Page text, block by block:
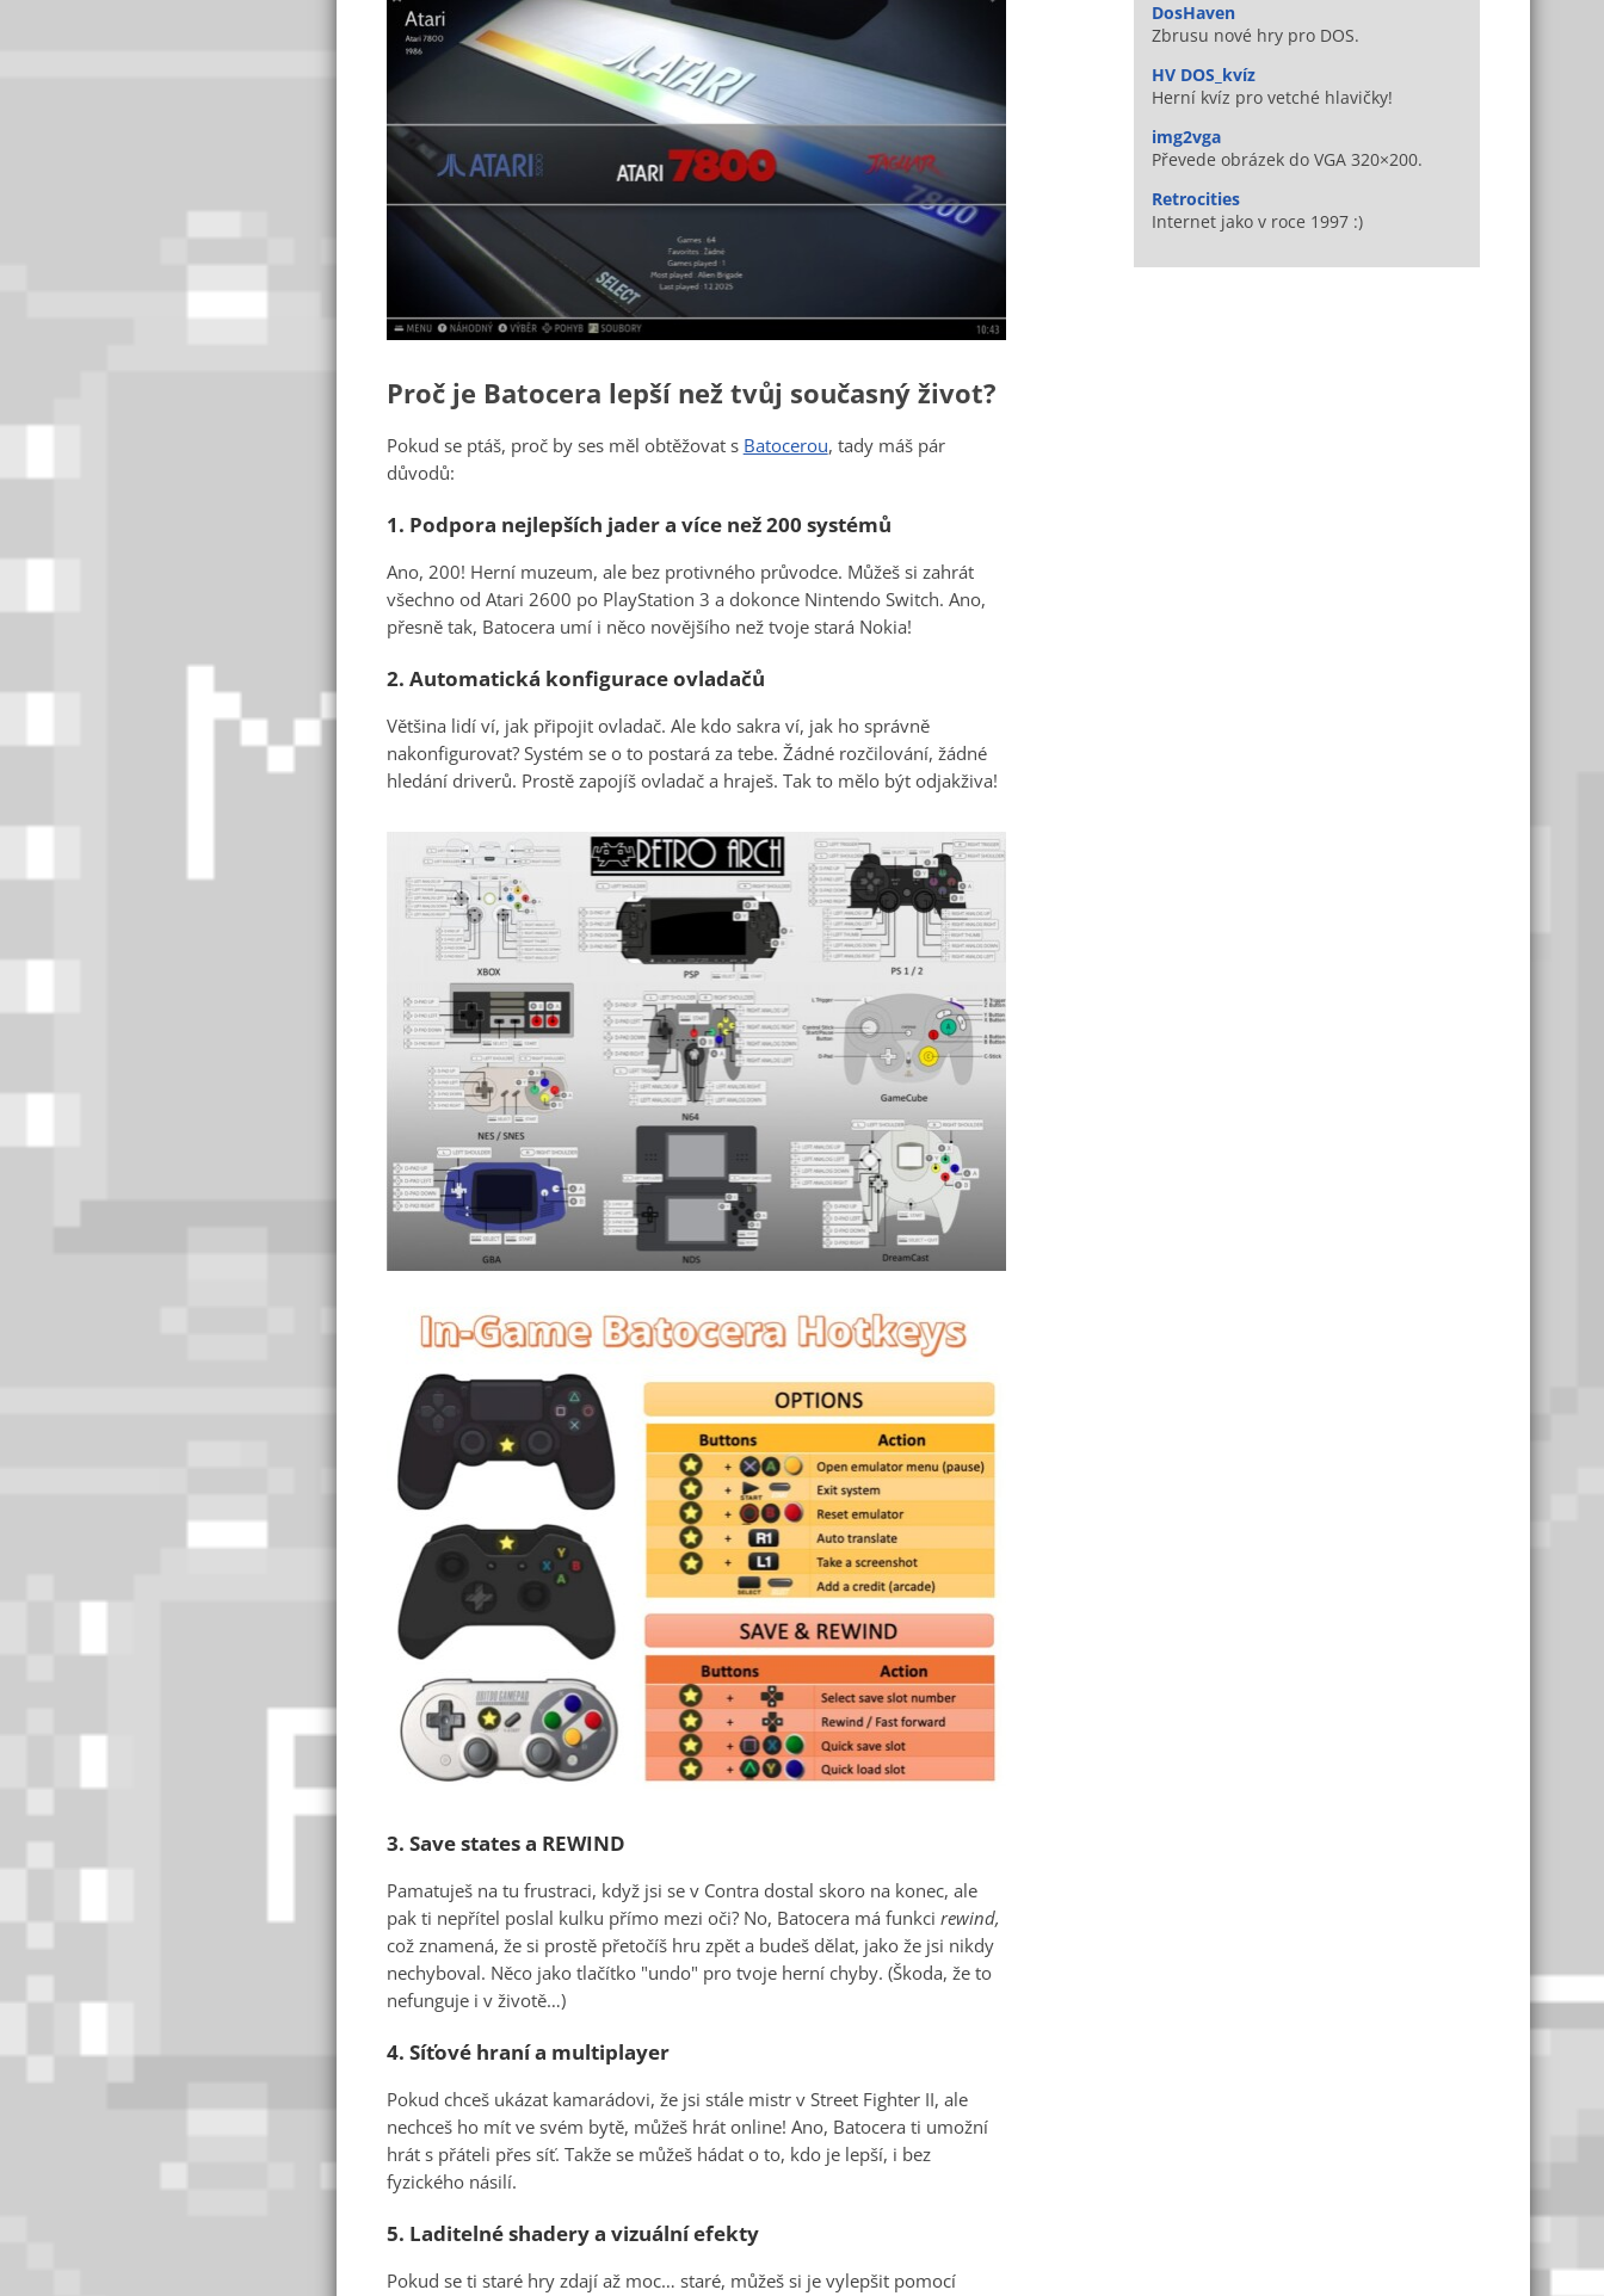
Proč je Batocera lepší než tvůj současný život?
Pokud se ptáš, proč by ses měl obtěžovat s Batocerou, tady máš pár
důvodů:
1. Podpora nejlepších jader a více než 200 systémů
Ano, 200! Herní muzeum, ale bez protivného průvodce. Můžeš si zahrát
všechno od Atari 2600 po PlayStation 3 a dokonce Nintendo Switch. Ano,
přesně tak, Batocera umí i něco novějšího než tvoje stará Nokia!
2. Automatická konfigurace ovladačů
Většina lidí ví, jak připojit ovladač. Ale kdo sakra ví, jak ho správně
nakonfigurovat? Systém se o to postará za tebe. Žádné rozčilování, žádné
hledání driverů. Prostě zapojíš ovladač a hraješ. Tak to mělo být odjakživa!
3. Save states a REWIND
Pamatuješ na tu frustraci, když jsi se v Contra dostal skoro na konec, ale
pak ti nepřítel poslal kulku přímo mezi oči? No, Batocera má funkci rewind,
což znamená, že si prostě přetočíš hru zpět a budeš dělat, jako že jsi nikdy
nechyboval. Něco jako tlačítko "undo" pro tvoje herní chyby. (Škoda, že to
nefunguje i v životě…)
4. Síťové hraní a multiplayer
Pokud chceš ukázat kamarádovi, že jsi stále mistr v Street Fighter II, ale
nechceš ho mít ve svém bytě, můžeš hrát online! Ano, Batocera ti umožní
hrát s přáteli přes síť. Takže se můžeš hádat o to, kdo je lepší, i bez
fyzického násilí.
5. Laditelné shadery a vizuální efekty
Pokud se ti staré hry zdají až moc… staré, můžeš si je vylepšit pomocí
DosHaven
Zbrusu nové hry pro DOS.
HV DOS_kvíz
Herní kvíz pro vetché hlavičky!
img2vga
Převede obrázek do VGA 320×200.
Retrocities
Internet jako v roce 1997 :)